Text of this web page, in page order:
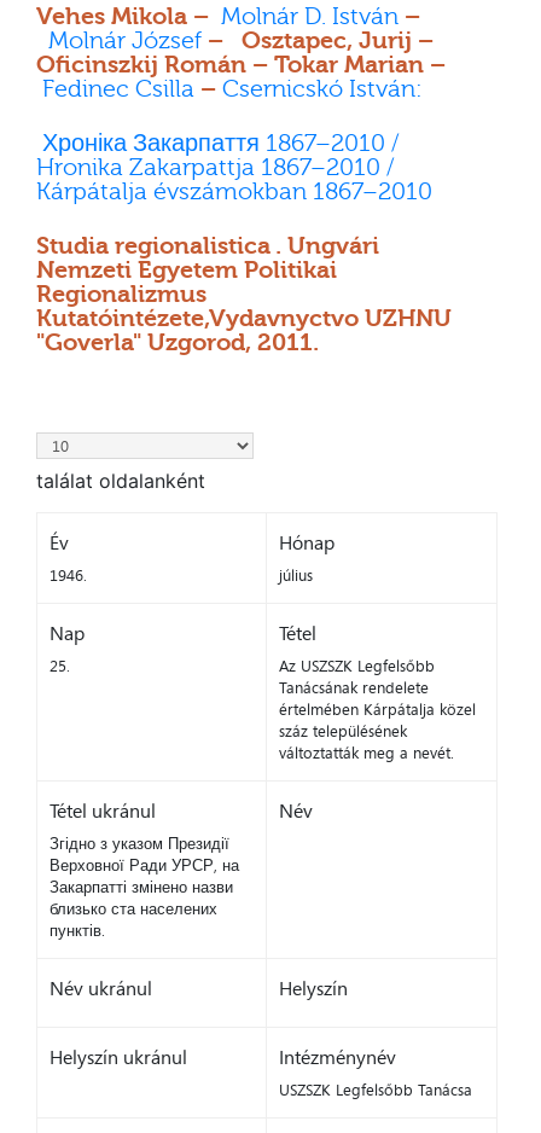
Vehes Mikola – Molnár D. István –
Molnár József – Osztapec, Jurij –
Oficinszkij Román – Tokar Marian –
Fedinec Csilla – Csernicskó István:
Хроніка Закарпаття 1867–2010 /
Hronika Zakarpattja 1867–2010 /
Kárpátalja évszámokban 1867–2010
Studia regionalistica . Ungvári
Nemzeti Egyetem Politikai
Regionalizmus
Kutatóintézete,Vydavnyctvo UZHNU
"Goverla" Uzgorod, 2011.
találat oldalanként
Év
1946.
Hónap
július
Nap
25.
Tétel
Az USZSZK Legfelsőbb
Tanácsának rendelete
értelmében Kárpátalja közel
száz településének
változtatták meg a nevét.
Tétel ukránul
Згідно з указом Президії
Верховної Ради УРСР, на
Закарпатті змінено назви
близько ста населених
пунктів.
Név
Név ukránul Helyszín
Helyszín ukránul Intézménynév
USZSZK Legfelsőbb Tanácsa